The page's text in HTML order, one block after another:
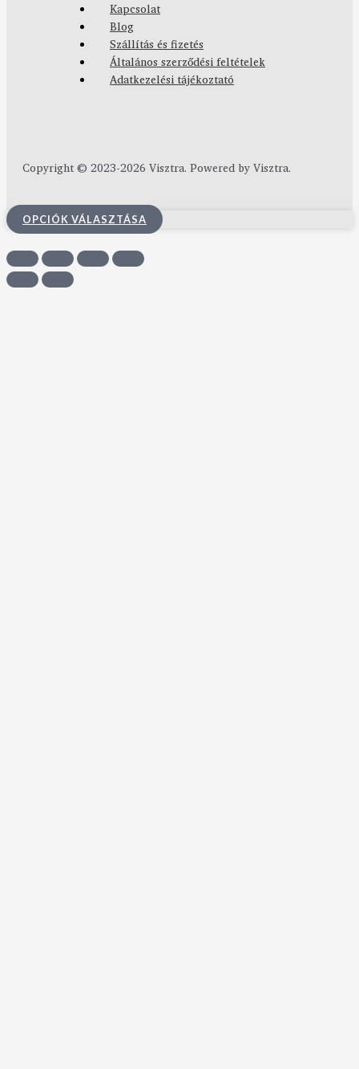
Kapcsolat
Blog
Szállítás és fizetés
Általános szerződési feltételek
Adatkezelési tájékoztató
Copyright © 2023-2026 Visztra. Powered by Visztra.
OPCIÓK VÁLASZTÁSA